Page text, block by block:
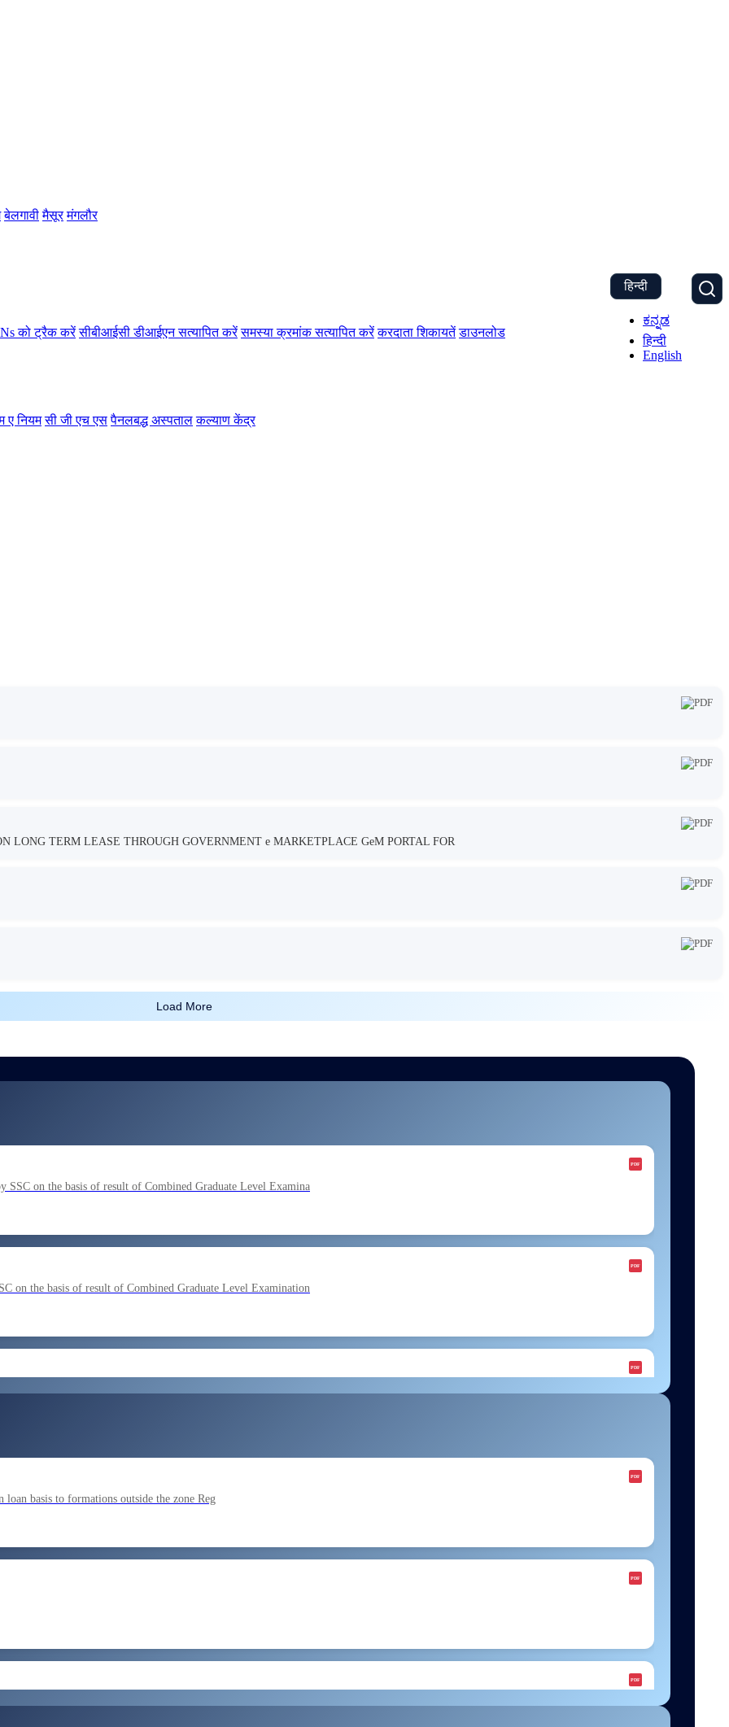
बेलगावी मैसूर मंगलौर
को ट्रैक करें सीबीआईसी डीआईएन सत्यापित करें समस्या क्रमांक सत्यापित करें करदाता शिकायतें डाउनलोड
ए नियम सी जी एच एस पैनलबद्ध अस्पताल कल्याण केंद्र
हिन्दी
ಕನ್ನಡ
हिन्दी
English
LONG TERM LEASE THROUGH GOVERNMENT e MARKETPLACE GeM PORTAL FOR
Load More
on the basis of result of Combined Graduate Level Examina
on the basis of result of Combined Graduate Level Examination
by SSC on the basis of result of CombIned Graduate Level E
on U hRM the basis of result of Combined Graduate Level E
basis to formations outside the zone Reg